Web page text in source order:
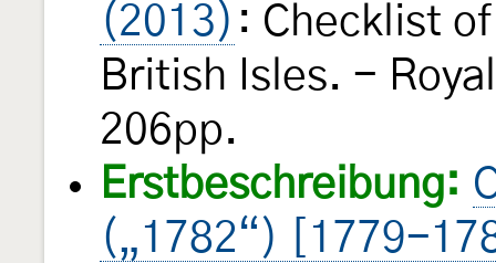
(2013) : Checklist
British Isles. -
206pp.
Erstbeschreibung:
(„1782“) [1779-